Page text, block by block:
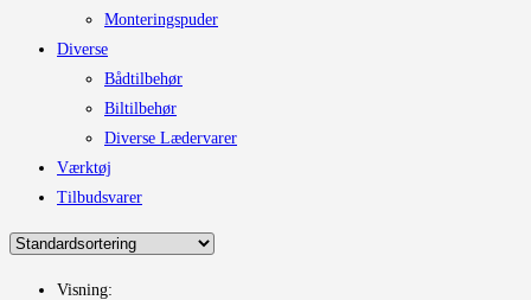
Monteringspuder
Diverse
Bådtilbehør
Biltilbehør
Diverse Lædervarer
Værktøj
Tilbudsvarer
Visning: